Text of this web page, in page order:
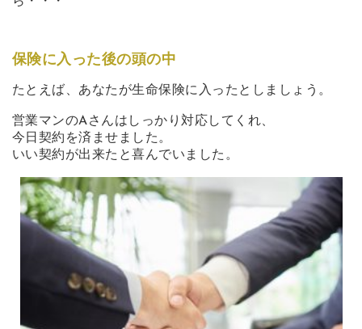
保険に入った後の頭の中
たとえば、あなたが生命保険に入ったとしましょう。
営業マンのAさんはしっかり対応してくれ、
今日契約を済ませました。
いい契約が出来たと喜んでいました。